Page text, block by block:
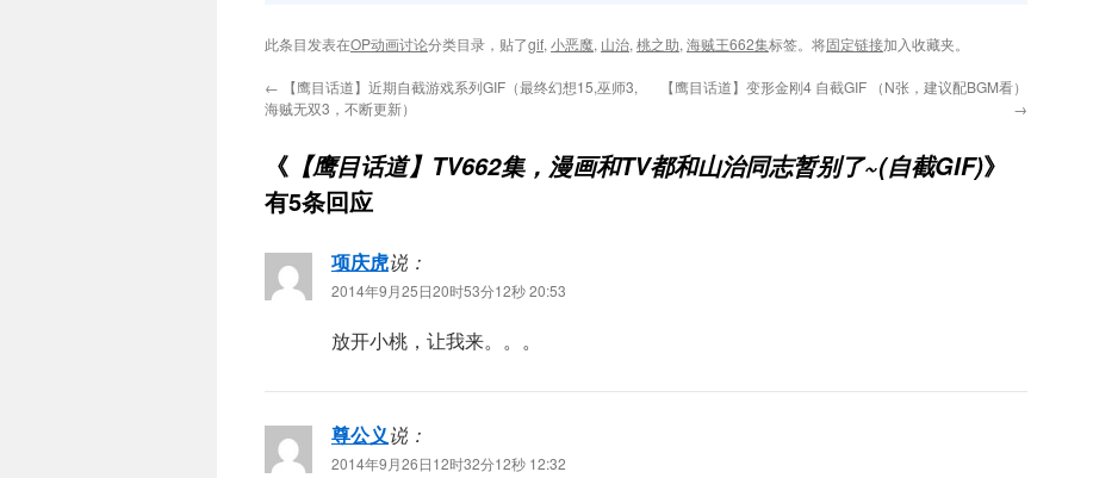
此条目发表在OP动画讨论分类目录，贴了gif, 小恶魔, 山治, 桃之助, 海贼王662集标签。将固定链接加入收藏夹。
← 【鹰目话道】近期自截游戏系列GIF（最终幻想15,巫师3,
海贼无双3，不断更新）
【鹰目话道】变形金刚4 自截GIF （N张，建议配BGM看）
→
《 【鹰目话道】TV662集，漫画和TV都和山治同志暂别了~(自截GIF)》
有5条回应
项庆虎说：
2014年9月25日20时53分12秒 20:53
放开小桃，让我来。。。
尊公义说：
2014年9月26日12时32分12秒 12:32